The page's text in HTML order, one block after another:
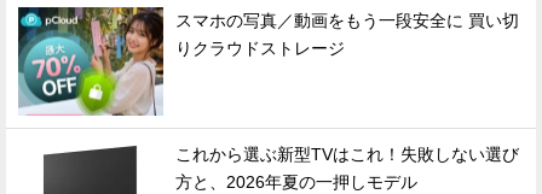
スマホの写真／動画をもう一段安全に 買い切
りクラウドストレージ
これから選ぶ新型TVはこれ！失敗しない選び
方と、2026年夏の一押しモデル